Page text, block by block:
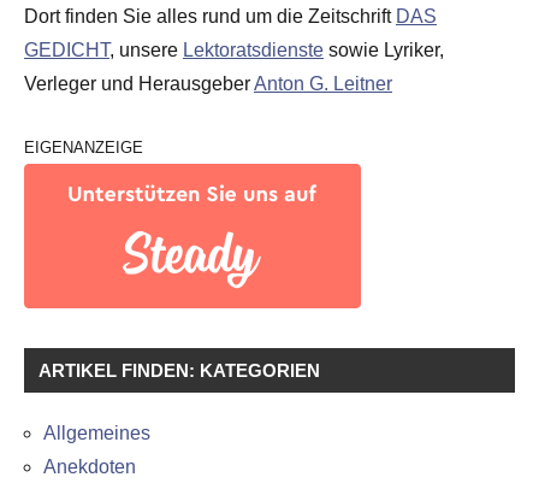
Dort finden Sie alles rund um die Zeitschrift DAS
GEDICHT, unsere Lektoratsdienste sowie Lyriker,
Verleger und HerausgeberAnton G. Leitner
EIGENANZEIGE
ARTIKEL FINDEN: KATEGORIEN
Allgemeines
Anekdoten